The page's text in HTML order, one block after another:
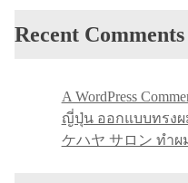
Recent Comments
A WordPress
ญี่ปุ่น ออกแบบทรง
ケハヤ サロン ทำ